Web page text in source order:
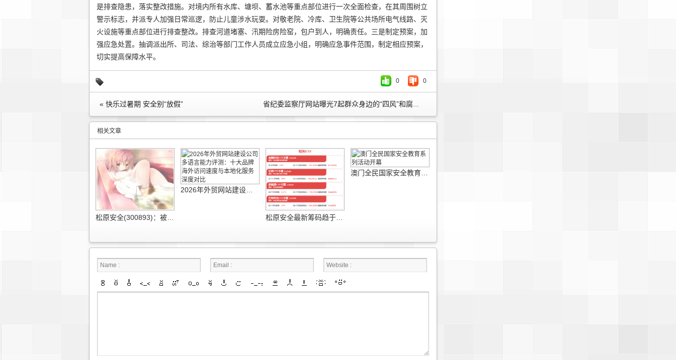
是排查隐患，落实整改措施。对境内所有水库、塘坝、蓄水池等重点部位进行一次全面检查，在其周围树立
警示标志，并派专人加强日常巡逻，防止儿童涉水玩耍。对敬老院、冷库、卫生院等公共场所电气线路、灭
火设施等重点部位进行排查整改。排查河道堵塞、汛期险房险窑，包户到人，明确责任。三是制定预案，加
强应急处置。抽调派出所、司法、综治等部门工作人员成立应急小组，明确应急事件范围，制定相应预案，
切实提高保障水平。
0 0
« 快乐过暑期 安全别“放假” 省纪委监察厅网站曝光7起群众身边的“四风”和腐败问题 »
相关文章